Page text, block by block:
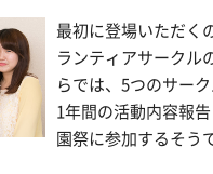
最初に登場いただく
ランティアサークル
らでは、5つのサー
1年間の活動内容報
園祭に参加するそう